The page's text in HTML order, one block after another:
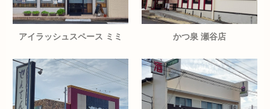
アイラッシュスペース ミミ かつ泉 瀬谷店